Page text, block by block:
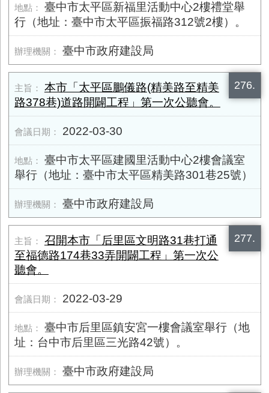
臺中市太平區新福里活動中心2樓禮堂舉
行（地址：臺中市太平區振福路312號2樓）。
臺中市政府建設局
276.
本市「太平區鵬儀路(精美路至精美
路​378巷)道路開闢工程」第一次公聽會。
2022-03-30
臺中市太平區建國里活動中心2樓會議室
舉行（地址：臺中市太平區精美路​301巷25號）
臺中市政府建設局
277.
召開本市「后里區文明路31巷打通
至福德路174巷33弄開闢工程」第一次公
聽會。
2022-03-29
臺中市后里區鎮安宮一樓會議室舉行（地
址：台中市后里區三光路42號）。
臺中市政府建設局